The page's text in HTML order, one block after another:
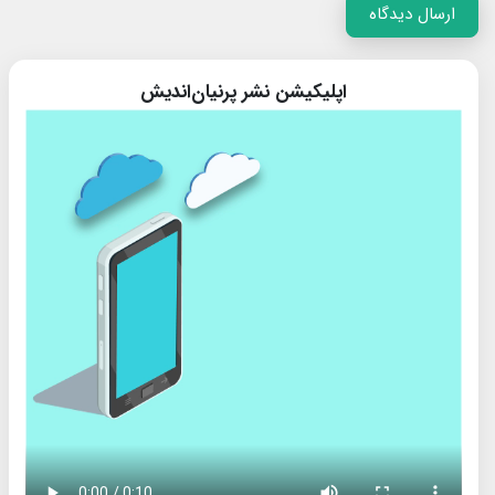
ارسال دیدگاه
اپلیکیشن نشر پرنیان‌اندیش